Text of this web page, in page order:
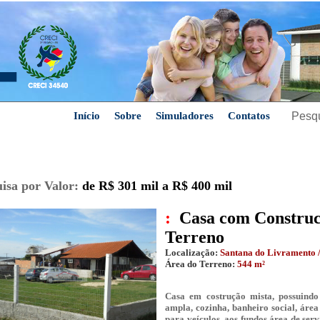
Início Sobre Simuladores Contatos
por Valor: de R$ 301 mil a R$ 400 mil
: Casa com
Terreno
Localização: Santana do
Área do Terreno: 544 m²
Casa em costrução mista,
ampla, cozinha, banheiro social,